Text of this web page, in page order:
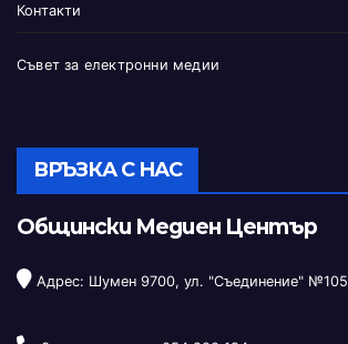
Контакти
Съвет за електронни медии
ВРЪЗКА С НАС
Общински Медиен Център
Адрес: Шумен 9700, ул. "Съединение" №105